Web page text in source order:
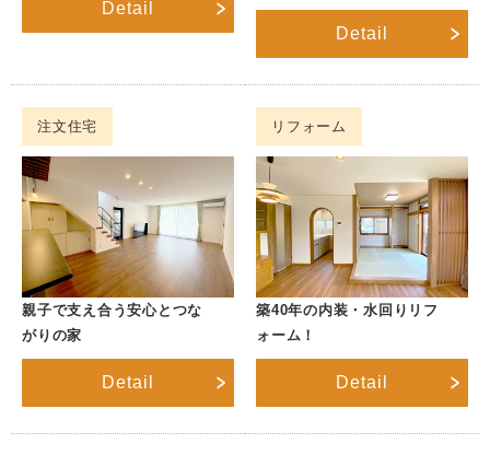
Detail
Detail
注文住宅
親子で支え合う安心とつな
がりの家
Detail
リフォーム
築40年の内装・水回りリフ
ォーム！
Detail